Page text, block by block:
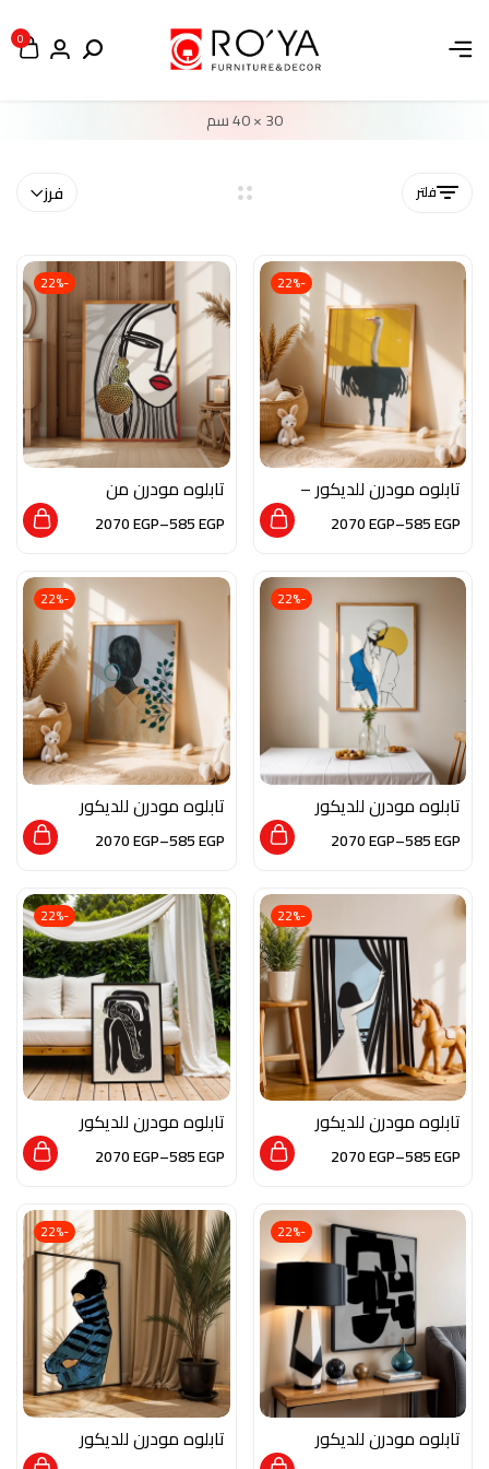
0
30 × 40 سم
فلتر فرز
-22%
تابلوه مودرن للديكور –
نعامة585EGP
–
2070EGP
-22%
تابلوه مودرن من
الخشب الطبيعي
والزجاج بصورة من الفن
585EGP
–
2070EGP
-22%
تابلوه مودرن للديكور
من الخشب الطبيعي
والزجاج بلمسة من
585EGP
–
2070EGP
-22%
تابلوه مودرن للديكور
من الخشب الطبيعي و
الزجاج بلمسه من الفن
585EGP
–
2070EGP
-22%
تابلوه مودرن للديكور
من الخشب الطبيعي
والزجاج بلمسه من
585EGP
–
2070EGP
-22%
تابلوه مودرن للديكور
من الخشب الطبيعي
والزجاج بلمسه من
585EGP
–
2070EGP
-22%
تابلوه مودرن للديكور
من الخشب الطبيعي
-22%
تابلوه مودرن للديكور
من الخشب الطبيعي